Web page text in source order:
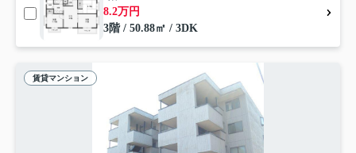
8.2万円
3階 / 50.88㎡ / 3DK
賃貸マンション